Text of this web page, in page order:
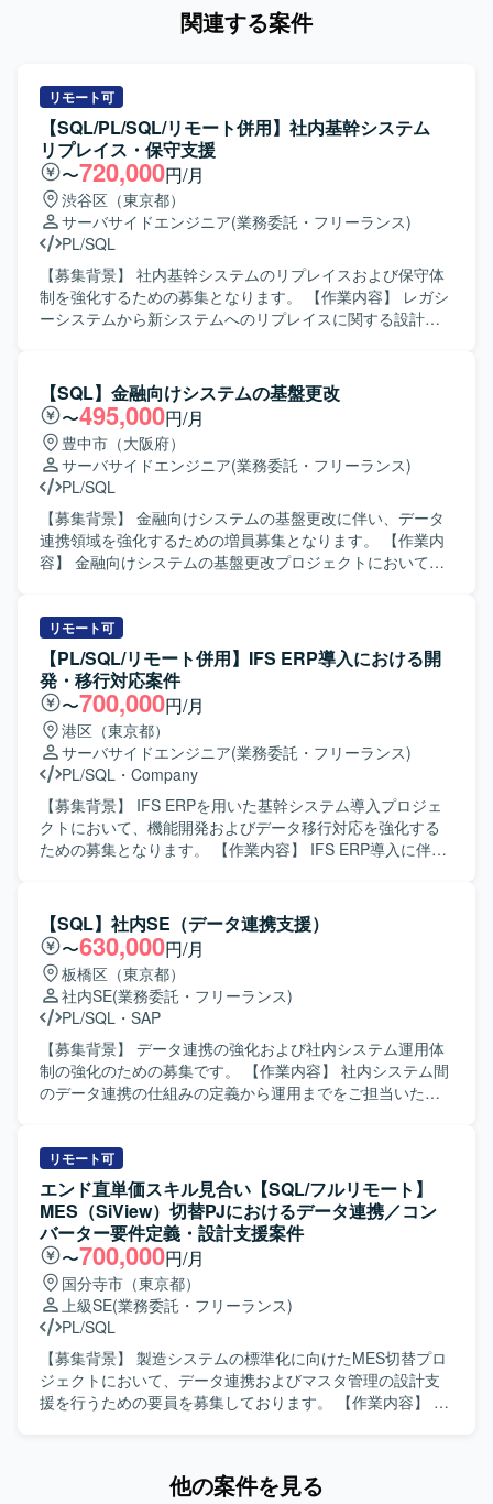
関連する案件
リモート可
【SQL/PL/SQL/リモート併用】社内基幹システム
リプレイス・保守支援
〜720,000円/月
渋谷区（東京都）
サーバサイドエンジニア(業務委託・フリーランス)
PL/SQL
【募集背景】 社内基幹システムのリプレイスおよび保守体
制を強化するための募集となります。 【作業内容】 レガシ
ーシステムから新システムへのリプレイスに関する設計・
よび原因究明、改善対応なども実施いただきます。業務担
当者との調整を行いながら、仕様整理や影響範囲の確認、
テスト計画およびテスト実施、リリース後のフォローまで
一連の作業をお願いいたします。 【求める人物像】 関係者
と円滑にコミュニケーションを取りながら主体的に動いて
いただける方を求めております。既存システムの仕様を自
らキャッチアップし、課題に対して粘り強く対応できる方
が望ましいです。 【ポジションの魅力】 基幹システムのリ
プレイスおよび保守を通じて、上流から下流まで一貫した
PL/SQLを活用したシステム開発・保守の経験を深められま
す。 【開発環境】 SQLおよびPL/SQLを中心とした基幹シ
ステム環境での開発・保守となります。Oracle関連技術を
利用したシステムが想定されます。
【SQL】金融向けシステムの基盤更改
〜495,000円/月
豊中市（大阪府）
サーバサイドエンジニア(業務委託・フリーランス)
PL/SQL
【募集背景】 金融向けシステムの基盤更改に伴い、データ
連携領域を強化するための増員募集となります。 【作業内
容】 金融向けシステムの基盤更改プロジェクトにおいて、
既存処理の改善および検証などを行っていただきます。
【求める人物像】 データ連携やバッチ処理に主体的に取り
組み、関係者とのコミュニケーションを取りながら粘り強
く業務を進めていただける方を求めています。 【ポジショ
ンの魅力】 金融系システムの基盤更改に携わることで、大
規模なデータ連携処理の設計・開発経験を積むことがで
き、SQLおよびETLツールのスキルを高めていただけます。
【開発環境】 SQLおよびETLツール（Data Stage、
DataSpider）を用いたデータ連携・バッチ処理の開発環境
となります。
リモート可
【PL/SQL/リモート併用】IFS ERP導入における開
発・移行対応案件
〜700,000円/月
港区（東京都）
サーバサイドエンジニア(業務委託・フリーランス)
PL/SQL ・ Company
【募集背景】 IFS ERPを用いた基幹システム導入プロジェ
クトにおいて、機能開発およびデータ移行対応を強化する
ための募集となります。 【作業内容】 IFS ERP導入に伴う
などを統合する基幹システムに対して、詳細設計から製
造、単体・結合テストまで一貫してご対応いただきます。
移行枠では、データ移行設計および実装、移行計画に基づ
いた移行検証や不具合修正などを担当していただきます。
【求める人物像】 ERP導入プロジェクトにおいて、関係者
と連携しながら自律的にタスクを推進できる方を求めてお
ります。課題発生時に原因を整理し、周囲と相談しつつ解
決策を提案・実行できる協調性とコミュニケーション力の
ある方が望ましいです。 【ポジションの魅力】 大規模な基
理など複数業務領域の知見を広く身につけることができま
す。開発から移行まで一連の工程に携わることで、上流か
ら下流までの経験を積み、今後のキャリア形成に活かして
いただける環境です。 【開発環境】 ERPパッケージとして
IFS ERPを利用し、PL/SQLを用いた開発およびデータ移行
実装を行う環境となります。
【SQL】社内SE（データ連携支援）
〜630,000円/月
板橋区（東京都）
社内SE(業務委託・フリーランス)
PL/SQL ・ SAP
【募集背景】 データ連携の強化および社内システム運用体
制の強化のための募集です。 【作業内容】 社内システム間
のデータ連携の仕組みの定義から運用までをご担当いただ
の連携を通じて、要件確認や課題調整などのコミュニケー
ションを行っていただきます。 【求める人物像】 関係者と
円滑にコミュニケーションを取りながら、主体的に課題解
決に取り組める方を求めております。 業務理解を深めなが
ら地道な運用や改善にも前向きに取り組める方ですと望ま
しいです。 【ポジションの魅力】 社内システムのデータ連
携に一貫して携わることで、業務プロセス全体の理解と改
善提案の経験を積むことができます。 ベンダー折衝を通じ
て、上流から運用まで幅広いスキルを身につけることがで
きます。 【開発環境】 DB／SQLを用いたデータ連携基盤
および各種SaaSとの連携環境を扱います。
リモート可
エンド直単価スキル見合い【SQL/フルリモート】
MES（SiView）切替PJにおけるデータ連携／コン
バーター要件定義・設計支援案件
〜700,000円/月
国分寺市（東京都）
上級SE(業務委託・フリーランス)
PL/SQL
【募集背景】 製造システムの標準化に向けたMES切替プロ
ジェクトにおいて、データ連携およびマスタ管理の設計支
援を行うための要員を募集しております。 【作業内容】 川
と周辺システム間のデータ連携設計、各種コンバーター
他の案件を見る